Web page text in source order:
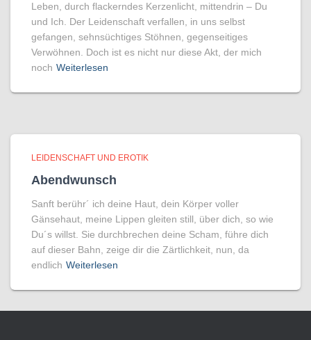
Leben, durch flackerndes Kerzenlicht, mittendrin – Du
und Ich. Der Leidenschaft verfallen, in uns selbst
gefangen, sehnsüchtiges Stöhnen, gegenseitiges
Verwöhnen. Doch ist es nicht nur diese Akt, der mich
noch Weiterlesen
LEIDENSCHAFT UND EROTIK
Abendwunsch
Sanft berühr´ ich deine Haut, dein Körper voller
Gänsehaut, meine Lippen gleiten still, über dich, so wie
Du´s willst. Sie durchbrechen deine Scham, führe dich
auf dieser Bahn, zeige dir die Zärtlichkeit, nun, da
endlich Weiterlesen